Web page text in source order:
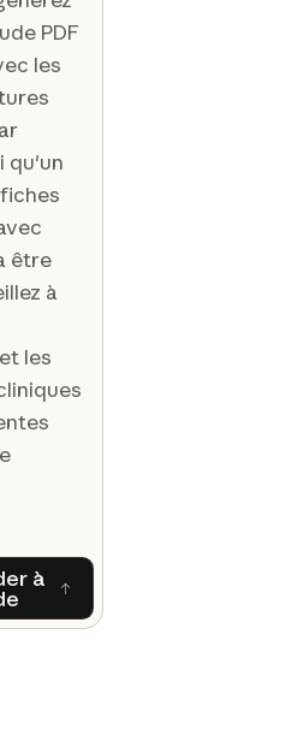
PDF
les
qu'un
être
à
les
à
à Claude